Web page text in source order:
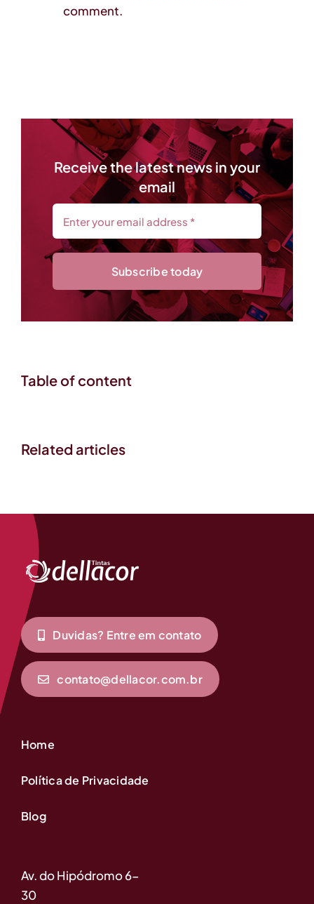
comment.
Receive the latest news in your
email
Subscribe today
Table of content
Related articles
Duvidas? Entre em contato
contato@dellacor.com.br
Home
Política de Privacidade
Blog
Av. do Hipódromo 6-
30